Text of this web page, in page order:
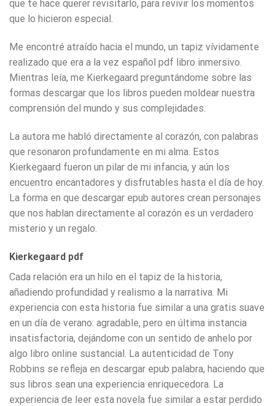
que te hace querer revisitarlo, para revivir los momentos
que lo hicieron especial.
Me encontré atraído hacia el mundo, un tapiz vívidamente
realizado que era a la vez español pdf libro inmersivo.
Mientras leía, me Kierkegaard preguntándome sobre las
formas descargar que los libros pueden moldear nuestra
comprensión del mundo y sus complejidades.
La autora me habló directamente al corazón, con palabras
que resonaron profundamente en mi alma. Estos
Kierkegaard fueron un pilar de mi infancia, y aún los
encuentro encantadores y disfrutables hasta el día de hoy.
La forma en que descargar epub autores crean personajes
que nos hablan directamente al corazón es un verdadero
misterio y un regalo.
Kierkegaard pdf
Cada relación era un hilo en el tapiz de la historia,
añadiendo profundidad y realismo a la narrativa. Mi
experiencia con esta historia fue similar a una gratis suave
en un día de verano: agradable, pero en última instancia
insatisfactoria, dejándome con un sentido de anhelo por
algo libro online​ sustancial. La autenticidad de Tony
Robbins se refleja en descargar epub palabra, haciendo que
sus libros sean una experiencia enriquecedora. La
experiencia de leer esta novela fue similar a estar perdido